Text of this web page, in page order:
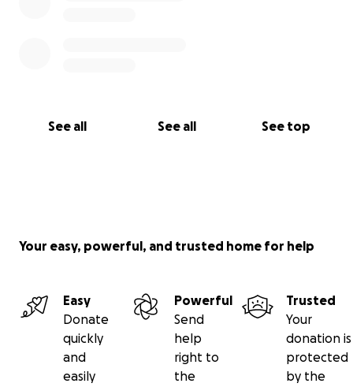
See all See all See top
Your easy, powerful, and trusted home for help
Easy
Donate
quickly
and
easily
Powerful
Send
help
right to
the
Trusted
Your
donation is
protected
by the